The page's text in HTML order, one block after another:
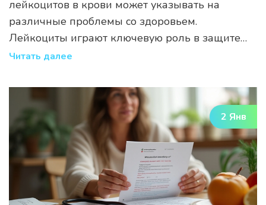
лейкоцитов в крови может указывать на
различные проблемы со здоровьем.
Лейкоциты играют ключевую роль в защите
организма от инфекций и болезней, поэтому
нормальными. В этой статье раскрываются
возможные причины отклонений и даны
рекомендации по поддержанию оптимального
состояния организма.
Читать далее
2 Янв